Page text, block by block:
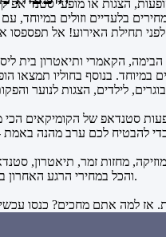
בלעדיים וזולים במיוחד,
תחילת האירוע! אל תפספסו
הקאמרי ותיאטרון בית
מוזיקה, מחזות זמר, תיאטרון,
והכל במחירי הרגע האחרון בהזמנה קלה ופשוטה, ושירות לקוחות שזמין תמיד לכל שאלה.